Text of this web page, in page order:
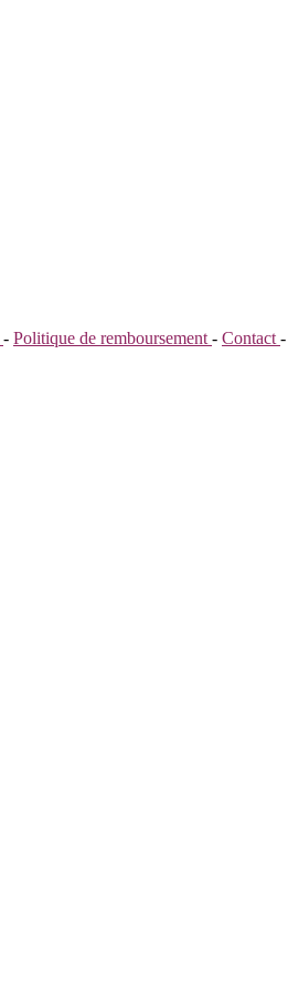
- Politique de remboursement - Contact -